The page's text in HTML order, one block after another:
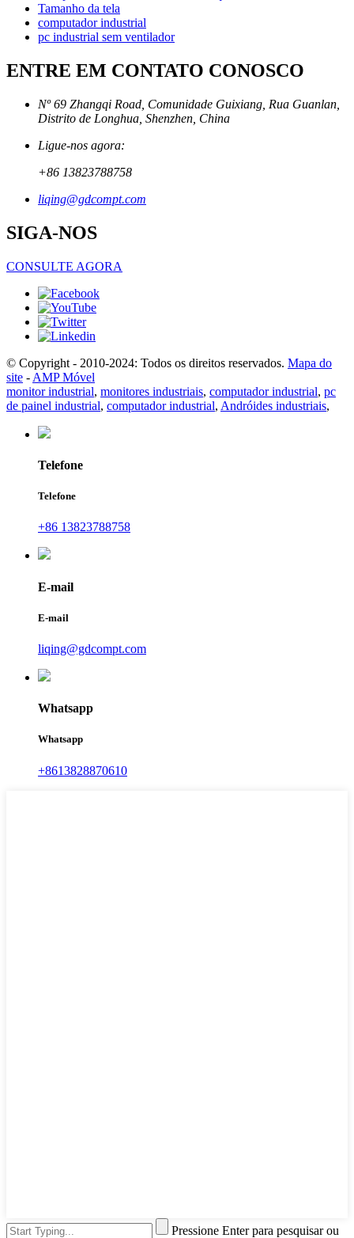
Tamanho da tela
computador industrial
pc industrial sem ventilador
ENTRE EM CONTATO CONOSCO
Nº 69 Zhangqi Road, Comunidade Guixiang, Rua Guanlan,
Distrito de Longhua, Shenzhen, China
Ligue-nos agora:
+86 13823788758
liqing@gdcompt.com
SIGA-NOS
CONSULTE AGORA
© Copyright - 2010-2024: Todos os direitos reservados. Mapa do
site - AMP Móvel
monitor industrial, monitores industriais, computador industrial, pc
de painel industrial, computador industrial, Andróides industriais,
Telefone
Telefone
+86 13823788758
E-mail
E-mail
liqing@gdcompt.com
Whatsapp
Whatsapp
+8613828870610
Pressione Enter para pesquisar ou